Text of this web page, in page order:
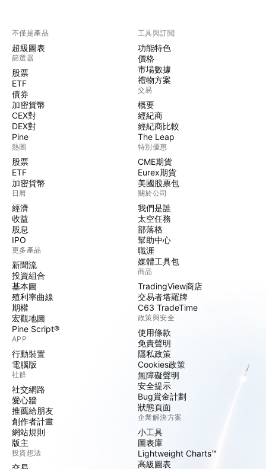
不僅是產品
超級圖表
篩選器
股票
ETF
債券
加密貨幣
CEX對
DEX對
Pine
熱圖
股票
ETF
加密貨幣
日曆
經濟
收益
股息
IPO
更多產品
新聞流
投資組合
基本圖
殖利率曲線
期權
宏觀地圖
Pine Script®
APP
行動裝置
電腦版
社群
社交網路
愛心牆
推薦給朋友
創作者計畫
網站規則
版主
投資想法
工具與訂閱
功能特色
價格
市場數據
禮物方案
交易
概要
經紀商
經紀商比較
The Leap
特別優惠
CME期貨
Eurex期貨
美國股票包
關於公司
我們是誰
太空任務
部落格
幫助中心
職涯
媒體工具包
商品
TradingView商店
交易者塔羅牌
C63 TradeTime
政策與安全
使用條款
免責聲明
隱私政策
Cookies政策
無障礙聲明
安全提示
Bug賞金計劃
狀態頁面
企業解決方案
小工具
圖表庫
Lightweight Charts™
高級圖表